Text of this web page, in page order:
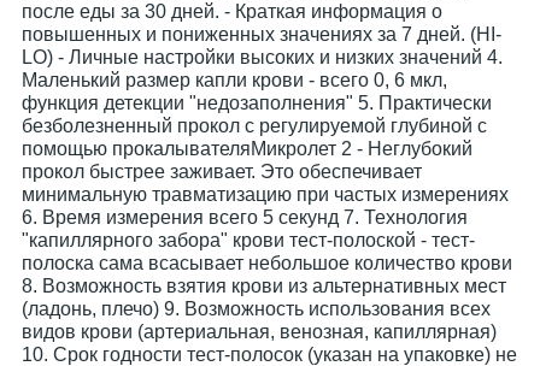
после еды за 30 дней. - Краткая информация о
повышенных и пониженных значениях за 7 дней. (HI-
LO) - Личные настройки высоких и низких значений 4.
Маленький размер капли крови - всего 0, 6 мкл,
функция детекции "недозаполнения" 5. Практически
безболезненный прокол с регулируемой глубиной с
помощью прокалывателяМикролет 2 - Неглубокий
прокол быстрее заживает. Это обеспечивает
минимальную травматизацию при частых измерениях
6. Время измерения всего 5 секунд 7. Технология
"капиллярного забора" крови тест-полоской - тест-
полоска сама всасывает небольшое количество крови
8. Возможность взятия крови из альтернативных мест
(ладонь, плечо) 9. Возможность использования всех
видов крови (артериальная, венозная, капиллярная)
10. Срок годности тест-полосок (указан на упаковке) не